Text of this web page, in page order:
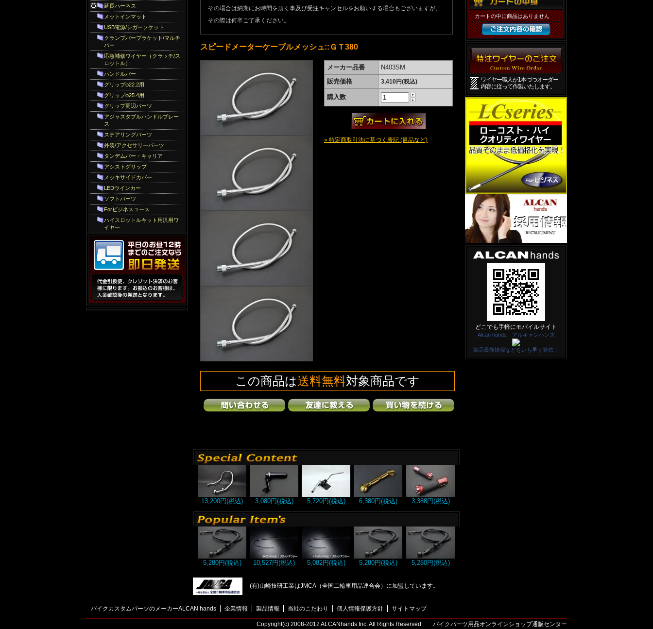
延長ハーネス
メットインマット
USB電源/シガーソケット
クランプバーブラケット/マルチ
バー
応急補修ワイヤー（クラッチ/ス
ロットル）
ハンドルバー
グリップφ22.2用
グリップφ25.4用
グリップ周辺パーツ
アジャスタブルハンドルブレー
ス
ステアリングパーツ
外装/アクセサリーパーツ
タンデムバー・キャリア
アシストグリップ
メッキサイドカバー
LEDウインカー
ソフトパーツ
Forビジネスユース
ハイスロットルキット用汎用ワ
イヤー
その場合は納期にお時間を頂く事及び受注キャンセルをお願いする場合もございますが、
その際は何卒ご了承ください。
スピードメーターケーブルメッシュ::ＧＴ380
メーカー品番
N403SM
販売価格
3,410円(税込)
購入数
» 特定商取引法に基づく表記 (返品など)
この商品は送料無料対象商品です
13,200円(税込) 3,080円(税込) 5,720円(税込) 6,380円(税込) 3,388円(税込)
5,280円(税込) 10,527円(税込) 5,082円(税込) 5,280円(税込) 5,280円(税込)
(有)山崎技研工業はJMCA（全国二輪車用品連合会）に加盟しています。
カートの中に商品はありません
ワイヤー職人が1本づつオーダー
内容に従って作製いたします。
どこでも手軽にモバイルサイト
Alcan hands アルキャンハンズ
製品最新情報などをいち早く発信！
バイクカスタムパーツのメーカーALCAN hands 企業情報 製品情報 当社のこだわり 個人情報保護方針 サイトマップ
Copyright(c) 2008-2012 ALCANhands Inc. All Rights Reserved バイクパーツ用品オンラインショップ通販センター